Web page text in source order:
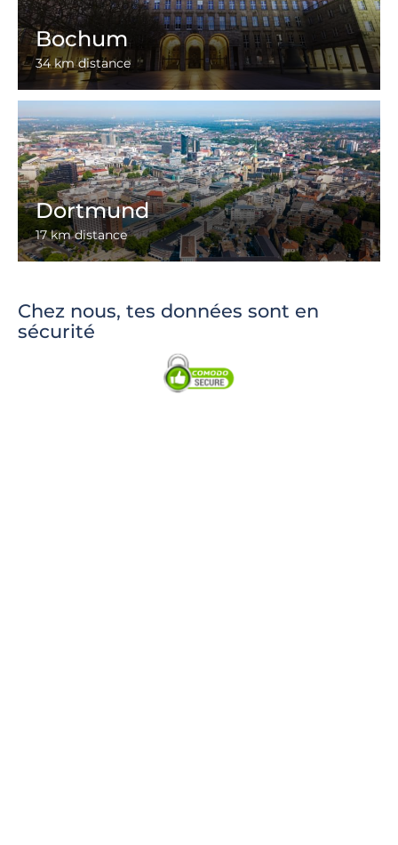
Bochum
34 km distance
Dortmund
17 km distance
Chez nous, tes données sont en
sécurité